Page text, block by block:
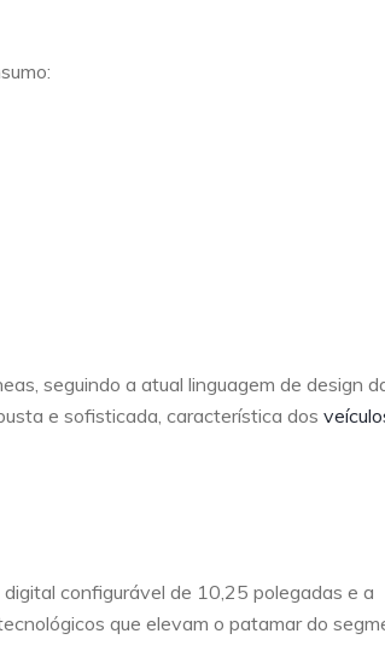
seguindo a atual linguagem de design
e sofisticada, característica dos
configurável de 10,25 polegadas e a
que elevam o patamar do